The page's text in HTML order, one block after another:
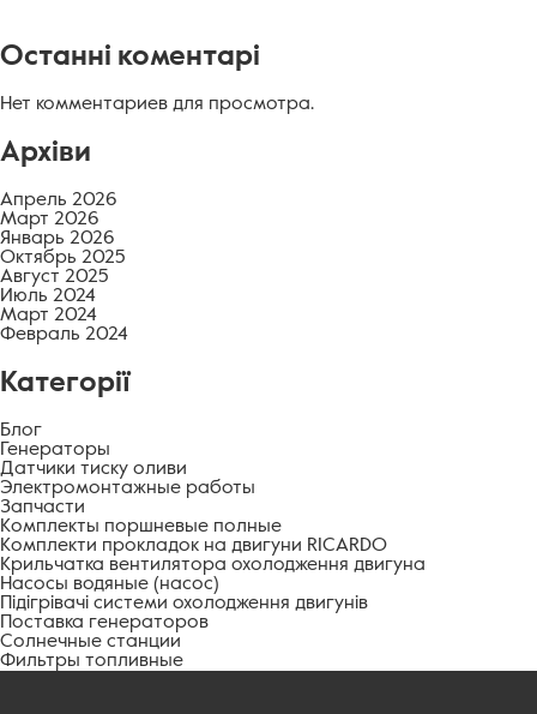
Останні коментарі
Нет комментариев для просмотра.
Архіви
Апрель 2026
Март 2026
Январь 2026
Октябрь 2025
Август 2025
Июль 2024
Март 2024
Февраль 2024
Категорії
Блог
Генераторы
Датчики тиску оливи
Электромонтажные работы
Запчасти
Комплекты поршневые полные
Комплекти прокладок на двигуни RICARDO
Крильчатка вентилятора охолодження двигуна
Насосы водяные (насос)
Підігрівачі системи охолодження двигунів
Поставка генераторов
Солнечные станции
Фильтры топливные